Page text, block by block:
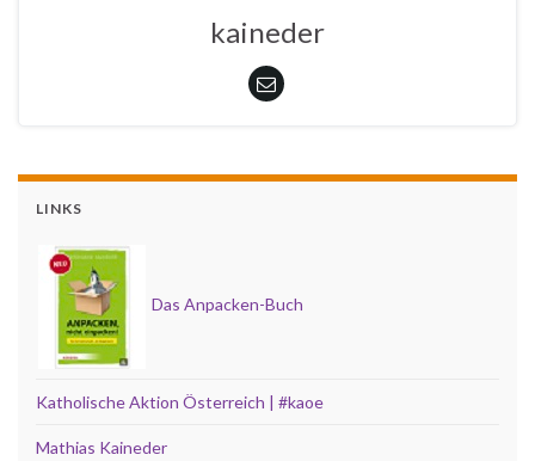
kaineder
LINKS
Das Anpacken-Buch
Katholische Aktion Österreich | #kaoe
Mathias Kaineder